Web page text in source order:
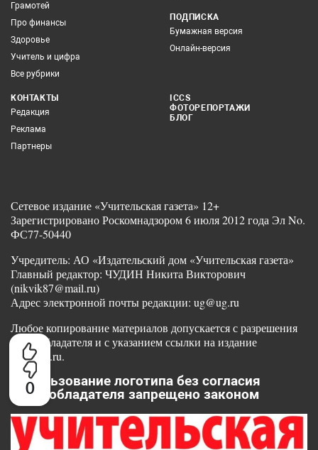
0
Грамотей
Про финансы
Здоровье
Учитель и цифра
Все рубрики
ПОДПИСКА
Бумажная версия
Онлайн-версия
КОНТАКТЫ
Редакция
Реклама
Партнеры
ICCS
ФОТОРЕПОРТАЖИ
БЛОГ
Сетевое издание «Учительская газета» 12+
Зарегистрировано Роскомнадзором 6 июля 2012 года Эл No.
ФС77-50440
Учредитель: АО «Издательский дом «Учительская газета»
Главный редактор: ЧУДИН Никита Викторович
(nikvik87@mail.ru)
Адрес электронной почты редакции: ug@ug.ru
Любое копирование материалов допускается с разрешения
правообладателя и с указанием ссылки на издание
www.ug.ru.
Использование логотипа без согласия
правообладателя запрещено законом